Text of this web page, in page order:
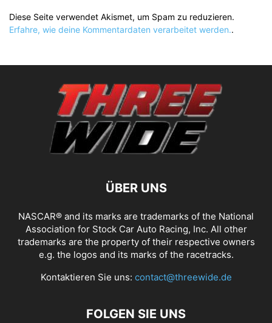
Diese Seite verwendet Akismet, um Spam zu reduzieren.
Erfahre, wie deine Kommentardaten verarbeitet werden..
ÜBER UNS
NASCAR® and its marks are trademarks of the National
Association for Stock Car Auto Racing, Inc. All other
trademarks are the property of their respective owners
e.g. the logos and its marks of the racetracks.
Kontaktieren Sie uns: contact@threewide.de
FOLGEN SIE UNS